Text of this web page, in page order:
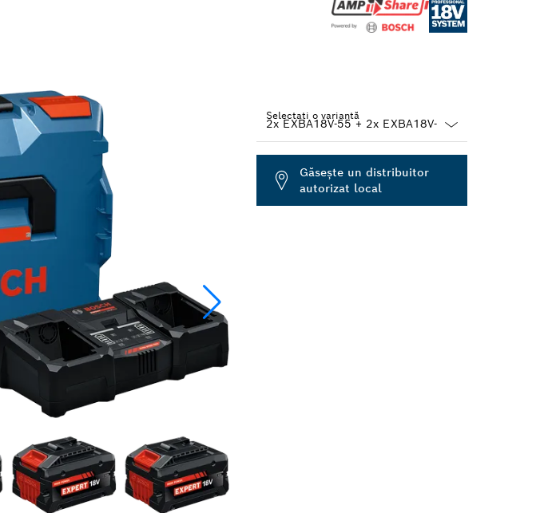
Selectați o variantă
Găseşte un distribuitor
autorizat local